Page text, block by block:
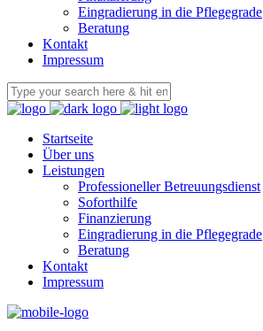
Eingradierung in die Pflegegrade
Beratung
Kontakt
Impressum
Startseite
Über uns
Leistungen
Professioneller Betreuungsdienst
Soforthilfe
Finanzierung
Eingradierung in die Pflegegrade
Beratung
Kontakt
Impressum